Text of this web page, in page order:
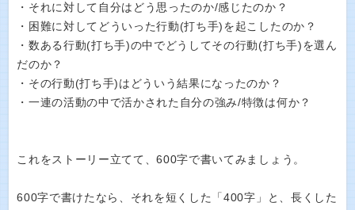
・それに対して自分はどう思ったのか/感じたのか？
・困難に対してどういった行動(打ち手)を起こしたのか？
・数ある行動(打ち手)の中でどうしてその行動(打ち手)を選ん
だのか？
・その行動(打ち手)はどういう結果になったのか？
・一連の活動の中で活かされた自分の強み/特徴は何か？
これをストーリー立てて、600字で書いてみましょう。
600字で書けたなら、それを短くした「400字」と、長くした